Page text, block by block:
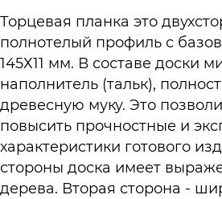
Торцевая планка это
полнотелый профиль с
145Х11 мм. В составе доски
наполнитель (тальк),
древесную муку. Это
повысить прочностные и
характеристики готового
стороны доска имеет
дерева. Вторая сторона -